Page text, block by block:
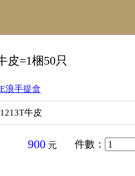
皮=1梱50只
E浪手提盒
1213T牛皮
900 元 件數 ：